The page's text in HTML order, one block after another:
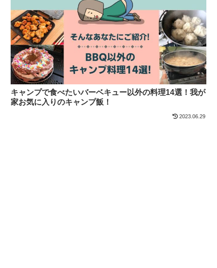
キャンプで食べたいバーベキュー以外の料理14選！我が
家お気に入りのキャンプ飯！
2023.06.29